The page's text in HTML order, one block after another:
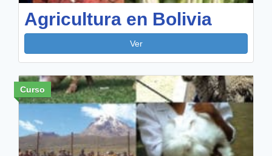
Agricultura en Bolivia
Ver
Curso